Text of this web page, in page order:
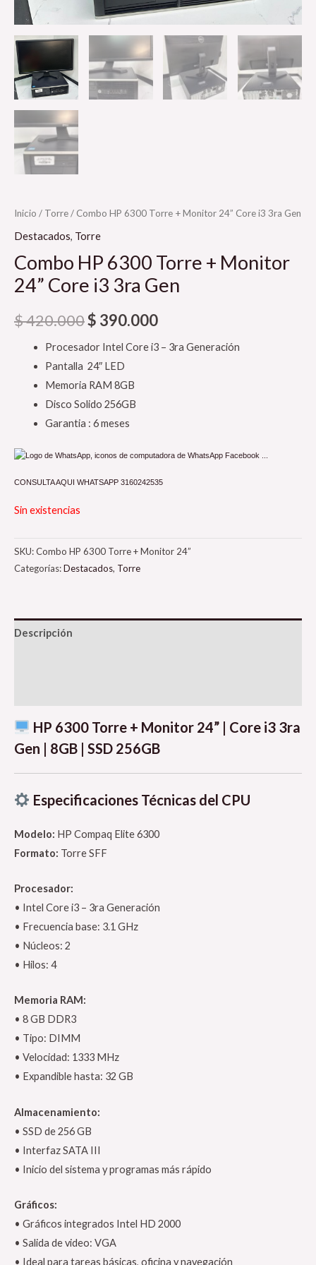
Inicio / Torre/ Combo HP 6300 Torre + Monitor 24” Core i3 3ra Gen
Destacados, Torre
Combo HP 6300 Torre + Monitor
24” Core i3 3ra Gen
$420.000$ 390.000
Procesador Intel Core i3 – 3ra Generación
Pantalla 24″ LED
Memoria RAM 8GB
Disco Solido 256GB
Garantia : 6 meses
CONSULTA AQUI WHATSAPP 3160242535
Sin existencias
SKU:Combo HP 6300 Torre + Monitor 24”
Categorías:Destacados, Torre
Descripción
HP 6300 Torre + Monitor 24” | Core i3 3ra
Gen | 8GB | SSD 256GB
Especificaciones Técnicas del CPU
Modelo: HP Compaq Elite 6300
Formato: Torre SFF
Procesador:
• Intel Core i3 – 3ra Generación
• Frecuencia base: 3.1 GHz
• Núcleos: 2
• Hilos: 4
Memoria RAM:
• 8 GB DDR3
• Tipo: DIMM
• Velocidad: 1333 MHz
• Expandible hasta: 32 GB
Almacenamiento:
• SSD de 256 GB
• Interfaz SATA III
• Inicio del sistema y programas más rápido
Gráficos:
• Gráficos integrados Intel HD 2000
• Salida de video: VGA
• Ideal para tareas básicas, oficina y navegación